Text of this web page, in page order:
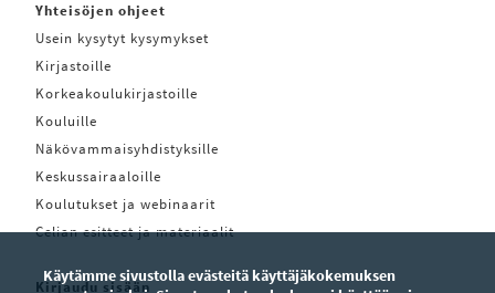
Yhteisöjen ohjeet
Usein kysytyt kysymykset
Kirjastoille
Korkeakoulukirjastoille
Kouluille
Näkövammaisyhdistyksille
Keskussairaaloille
Koulutukset ja webinaarit
Celian esitteet ja materiaalit
Kirjaudu sisään
Käytämme sivustolla evästeitä käyttäjäkokemuksen